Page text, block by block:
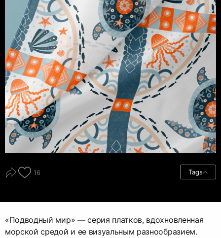
16 Tags
«Подводный мир» — серия платков, вдохновленная
морской средой и ее визуальным разнообразием.